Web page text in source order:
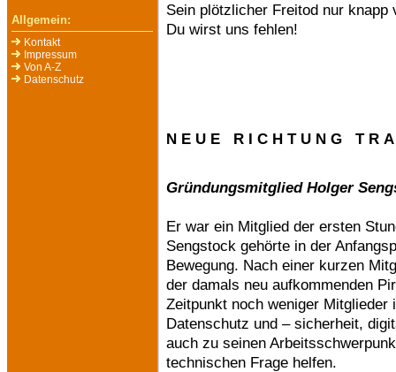
Allgemein:
Kontakt
Impressum
Von A-Z
Datenschutz
Sein plötzlicher Freitod nur
Du wirst uns fehlen!
N E U E R I C H T U N G T R
Gründungsmitglied Holger
Er war ein Mitglied der ersten
Sengstock gehörte in der
Bewegung. Nach einer kurzen
der damals neu aufkommenden
Zeitpunkt noch weniger
Datenschutz und – sicherheit,
auch zu seinen
technischen Frage helfen.